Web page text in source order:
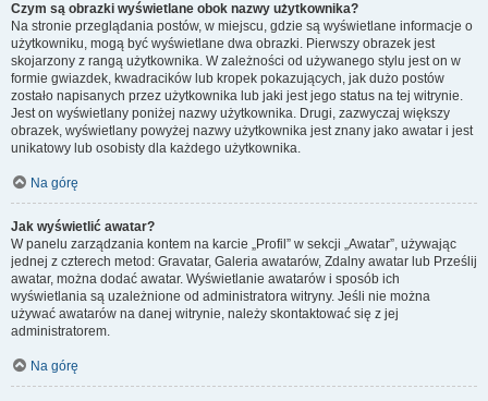
Czym są obrazki wyświetlane obok nazwy użytkownika?
Na stronie przeglądania postów, w miejscu, gdzie są wyświetlane informacje o
użytkowniku, mogą być wyświetlane dwa obrazki. Pierwszy obrazek jest
skojarzony z rangą użytkownika. W zależności od używanego stylu jest on w
formie gwiazdek, kwadracików lub kropek pokazujących, jak dużo postów
zostało napisanych przez użytkownika lub jaki jest jego status na tej witrynie.
Jest on wyświetlany poniżej nazwy użytkownika. Drugi, zazwyczaj większy
obrazek, wyświetlany powyżej nazwy użytkownika jest znany jako awatar i jest
unikatowy lub osobisty dla każdego użytkownika.
Na górę
Jak wyświetlić awatar?
W panelu zarządzania kontem na karcie „Profil” w sekcji „Awatar”, używając
jednej z czterech metod: Gravatar, Galeria awatarów, Zdalny awatar lub Prześlij
awatar, można dodać awatar. Wyświetlanie awatarów i sposób ich
wyświetlania są uzależnione od administratora witryny. Jeśli nie można
używać awatarów na danej witrynie, należy skontaktować się z jej
administratorem.
Na górę